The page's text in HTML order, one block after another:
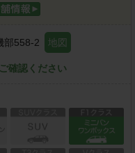
部558-2 地図
確認ください